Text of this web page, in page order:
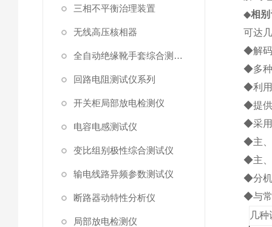
三相不平衡治理装置
无线高压核相器
全自动绝缘靴手套综合测试仪
回路电阻测试仪系列
开关柜局部放电检测仪
电容电感测试仪
变比组别极性综合测试仪
输电线路异频参数测试仪
断路器动特性分析仪
局部放电检测仪
◆相
可达
◆解码
◆多种
◆利用
◆提供
◆采用
◆主、
◆主、
◆分机
◆与
几